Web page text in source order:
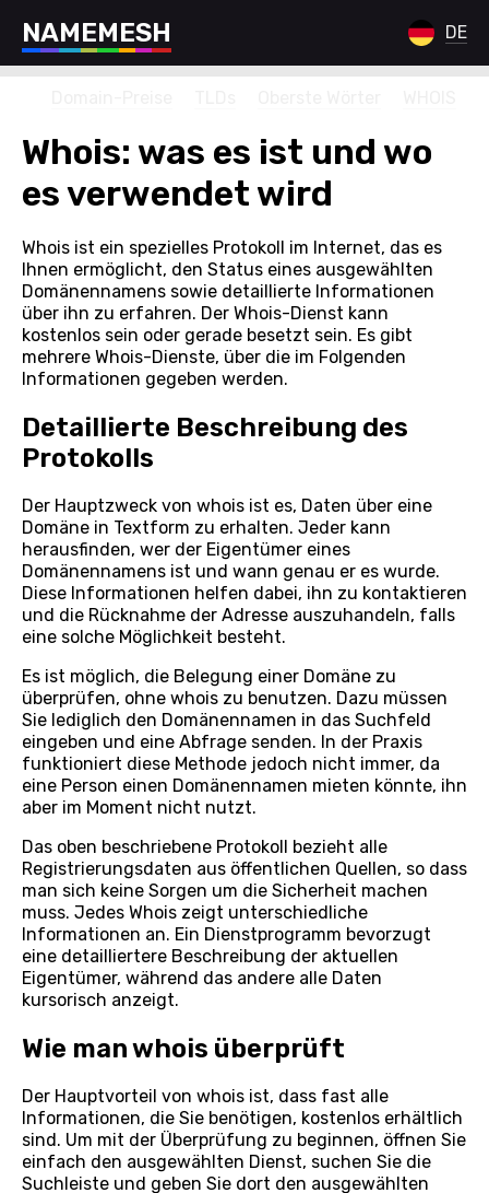
NAMEMESH DE
Whois: was es ist und wo
es verwendet wird
Whois ist ein spezielles Protokoll im Internet, das es
Ihnen ermöglicht, den Status eines ausgewählten
Domänennamens sowie detaillierte Informationen
über ihn zu erfahren. Der Whois-Dienst kann
kostenlos sein oder gerade besetzt sein. Es gibt
mehrere Whois-Dienste, über die im Folgenden
Informationen gegeben werden.
Detaillierte Beschreibung des
Protokolls
Der Hauptzweck von whois ist es, Daten über eine
Domäne in Textform zu erhalten. Jeder kann
herausfinden, wer der Eigentümer eines
Domänennamens ist und wann genau er es wurde.
Diese Informationen helfen dabei, ihn zu kontaktieren
und die Rücknahme der Adresse auszuhandeln, falls
eine solche Möglichkeit besteht.
Es ist möglich, die Belegung einer Domäne zu
überprüfen, ohne whois zu benutzen. Dazu müssen
Sie lediglich den Domänennamen in das Suchfeld
eingeben und eine Abfrage senden. In der Praxis
funktioniert diese Methode jedoch nicht immer, da
eine Person einen Domänennamen mieten könnte, ihn
aber im Moment nicht nutzt.
Das oben beschriebene Protokoll bezieht alle
Registrierungsdaten aus öffentlichen Quellen, so dass
man sich keine Sorgen um die Sicherheit machen
muss. Jedes Whois zeigt unterschiedliche
Informationen an. Ein Dienstprogramm bevorzugt
eine detailliertere Beschreibung der aktuellen
Eigentümer, während das andere alle Daten
kursorisch anzeigt.
Wie man whois überprüft
Der Hauptvorteil von whois ist, dass fast alle
Informationen, die Sie benötigen, kostenlos erhältlich
sind. Um mit der Überprüfung zu beginnen, öffnen Sie
einfach den ausgewählten Dienst, suchen Sie die
Suchleiste und geben Sie dort den ausgewählten